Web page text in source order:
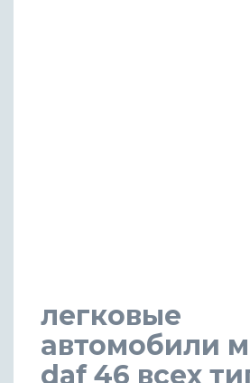
легковые
автомобили
daf 46 всех